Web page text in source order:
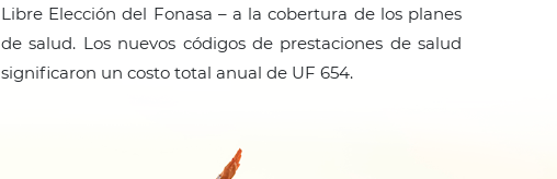
Libre Elección del Fonasa – a la cobertura de los planes
de salud. Los nuevos códigos de prestaciones de salud
significaron un costo total anual de UF 654.